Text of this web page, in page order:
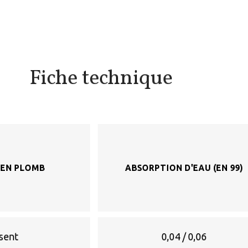
Fiche technique
PLOMB ABSORPTION D'EAU (EN 99)
0,04 / 0,06